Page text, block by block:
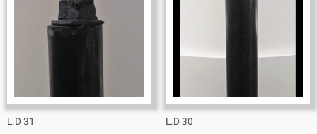
L.D 31 L.D 30